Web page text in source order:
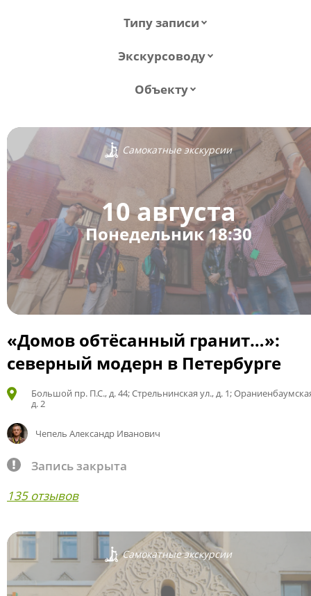
Типу записи
Экскурсоводу
Объекту
Самокатные экскурсии
10 августа
Понедельник 18:30
«Домов обтёсанный гранит…»:
северный модерн в Петербурге
Большой пр. П.С., д. 44; Стрельнинская ул., д. 1;
д. 2
Чепель Александр Иванович
Запись закрыта
135 отзывов
Самокатные экскурсии